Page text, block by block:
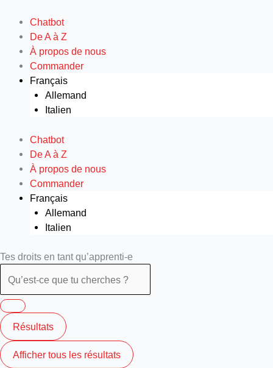
contenu
Chatbot
De A à Z
À propos de nous
Commander
Français
Allemand
Italien
Chatbot
De A à Z
À propos de nous
Commander
Français
Allemand
Italien
Tes droits en tant qu’apprenti-e
Search
Résultats
Afficher tous les résultats
Search